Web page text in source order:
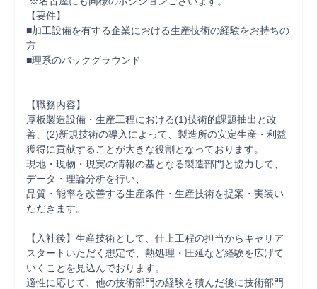
【要件】
■加工設備を有する企業における生産技術の経験をお持ちの
方
■理系のバックグラウンド
【職務内容】
厚板製造設備・生産工程における(1)技術的課題抽出と改
善、(2)新規技術の導入によって、製造所の安定生産・利益
獲得に貢献することが大きな役割となっております。
現地・現物・現実の情報の基となる製造部門と協力して、
データ・理論分析を行い、
品質・能率を改善する生産条件・生産技術を提案・実装い
ただきます。
【入社後】生産技術として、仕上工程の担当からキャリア
スタートいただく想定で、熱処理・圧延など経験を広げて
いくことを見込んでおります。
適性に応じて、他の技術部門の経験を積んだ後に技術部門